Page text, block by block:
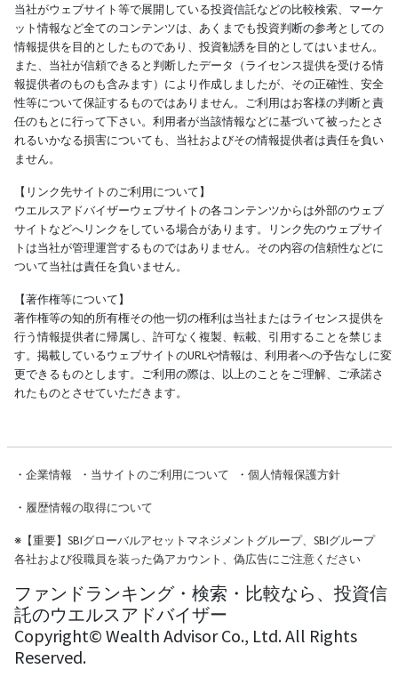
当社がウェブサイト等で展開している投資信託などの比較検索、マーケ
ット情報など全てのコンテンツは、あくまでも投資判断の参考としての
情報提供を目的としたものであり、投資勧誘を目的としてはいません。
また、当社が信頼できると判断したデータ（ライセンス提供を受ける情
報提供者のものも含みます）により作成しましたが、その正確性、安全
性等について保証するものではありません。ご利用はお客様の判断と責
任のもとに行って下さい。利用者が当該情報などに基づいて被ったとさ
れるいかなる損害についても、当社およびその情報提供者は責任を負い
ません。
【リンク先サイトのご利用について】
ウエルスアドバイザーウェブサイトの各コンテンツからは外部のウェブ
サイトなどへリンクをしている場合があります。リンク先のウェブサイ
トは当社が管理運営するものではありません。その内容の信頼性などに
ついて当社は責任を負いません。
【著作権等について】
著作権等の知的所有権その他一切の権利は当社またはライセンス提供を
行う情報提供者に帰属し、許可なく複製、転載、引用することを禁じま
す。掲載しているウェブサイトのURLや情報は、利用者への予告なしに変
更できるものとします。ご利用の際は、以上のことをご理解、ご承諾さ
れたものとさせていただきます。
・ 企業情報 ・ 当サイトのご利用について ・ 個人情報保護方針
・ 履歴情報の取得について
※【重要】SBIグローバルアセットマネジメントグループ、SBIグループ
各社および役職員を装った偽アカウント、偽広告にご注意ください
ファンドランキング・検索・比較なら、投資信
託のウエルスアドバイザー
Copyright© Wealth Advisor Co., Ltd. All Rights
Reserved.